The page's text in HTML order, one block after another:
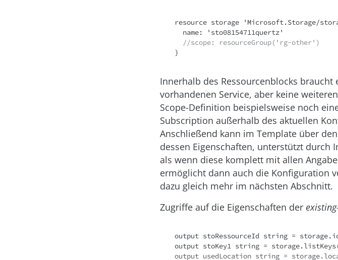
resource storage 'Microsoft.Storage/
//scope: resourceGroup('rg-other')
Innerhalb des Ressourcenblocks
vorhandenen Service, aber keine
Scope-Definition beispielsweise noch
Subscription außerhalb des aktuellen
Anschließend kann im Template über
dessen Eigenschaften, unterstützt durch
als wenn diese komplett mit allen
ermöglicht dann auch die Konfiguration
dazu gleich mehr im nächsten Abschnitt.
Zugriffe auf die Eigenschaften der existing
output stoRessourceId string =
output stoKey1 string =